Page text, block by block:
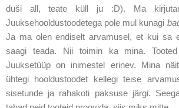
duši all, teate küll ju :D). Ma
Juuksehooldustoodetega pole mul kunagi
Ja ma olen endiselt arvamusel, et kui sa
saagi teada. Nii toimin ka mina. Tooted
Juuksetüüp on inimestel erinev. Mina
ühtegi hooldustoodet kellegi teise
sisetunde ja rahakoti paksuse järgi.